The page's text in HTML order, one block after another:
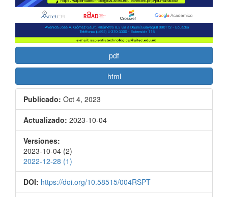
pdf
html
Publicado: Oct 4, 2023
Actualizado: 2023-10-04
Versiones:
2023-10-04 (2)
2022-12-28 (1)
DOI: https://doi.org/10.58515/004RSPT